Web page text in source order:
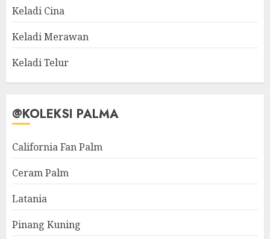
Keladi Cina
Keladi Merawan
Keladi Telur
@KOLEKSI PALMA
California Fan Palm
Ceram Palm
Latania
Pinang Kuning